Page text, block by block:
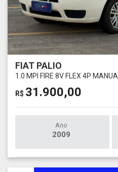
FIAT PALIO
1.0 MPI FIRE 8V FLEX 4P MANUAL
R$ 31.900,00
Ano
2009